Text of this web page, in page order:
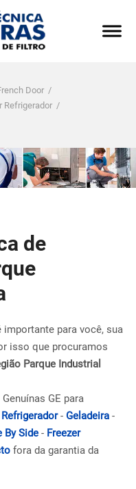
Door /
Refrigerador /
de
importante para você, sua
isso que procuramos
Parque Industrial
GE para
Refrigerador- Geladeira -
By Side - Freezer
fora da garantia da